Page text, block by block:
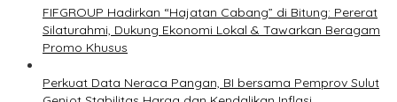
FIFGROUP Hadirkan “Hajatan Cabang” di Bitung: Pererat
Silaturahmi, Dukung Ekonomi Lokal & Tawarkan Beragam
Promo Khusus
Perkuat Data Neraca Pangan, BI bersama Pemprov Sulut